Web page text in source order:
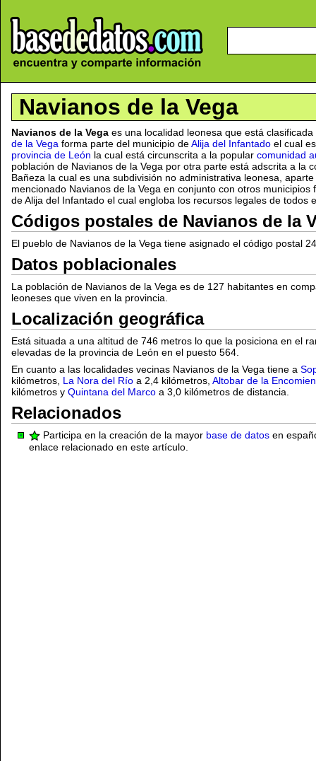
Navianos de la Vega
Navianos de la Vega es una localidad leonesa que está
de la Vega forma parte del municipio deAlija del Infantado el cual
provincia de León la cual está circunscrita a la popular comunidad
población de Navianos de la Vega por otra parte está adscrita a la
Bañeza la cual es una subdivisión no administrativa leonesa,
mencionado Navianos de la Vega en conjunto con otros
de Alija del Infantado el cual engloba los recursos legales de todos
Códigos postales de Navianos de la
El pueblo de Navianos de la Vega tiene asignado el código postal
Datos poblacionales
La población de Navianos de la Vega es de 127 habitantes en
leoneses que viven en la provincia.
Localización geográfica
Está situada a una altitud de 746 metros lo que la posiciona en el
elevadas de la provincia de León en el puesto 564.
En cuanto a las localidades vecinas Navianos de la Vega tiene a
kilómetros, La Nora del Río a 2,4 kilómetros, Altobar de la
kilómetros y Quintana del Marco a 3,0 kilómetros de distancia.
Relacionados
Participa en la creación de la mayor base de datos en
enlace relacionado en este artículo.